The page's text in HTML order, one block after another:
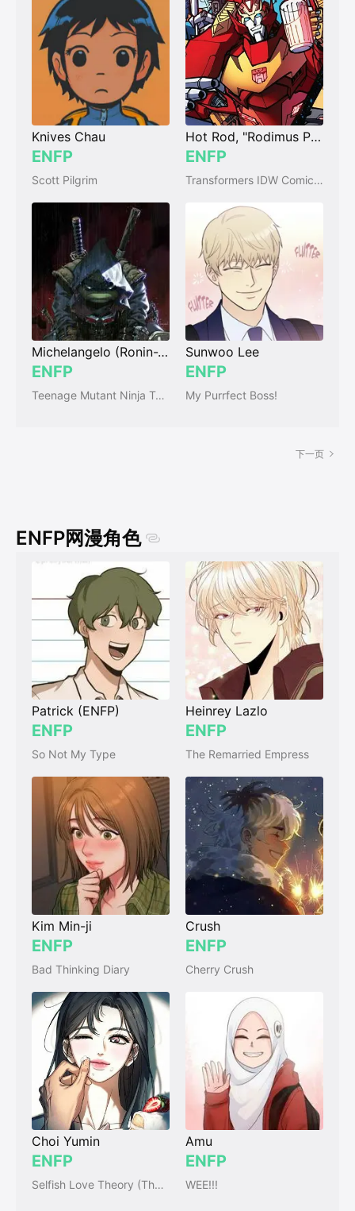
Knives Chau
ENFP
Scott Pilgrim
Hot Rod, "Rodimus Prime"
ENFP
Transformers IDW Comics (2005-2018)
Michelangelo (Ronin-Verse)
ENFP
Teenage Mutant Ninja Turtles: The Last Ronin
Sunwoo Lee
ENFP
My Purrfect Boss!
下一页
ENFP网漫角色
Patrick (ENFP)
ENFP
So Not My Type
Heinrey Lazlo
ENFP
The Remarried Empress
Kim Min-ji
ENFP
Bad Thinking Diary
Crush
ENFP
Cherry Crush
Choi Yumin
ENFP
Selfish Love Theory (The Selfish Romance)
Amu
ENFP
WEE!!!